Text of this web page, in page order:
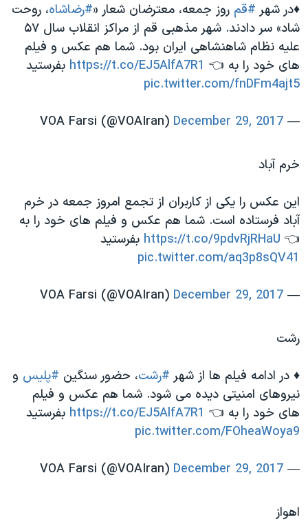
♦️در شهر #قم روز جمعه، معترضان شعار «#رضاشاه، روحت
شاد» سر دادند. شهر مذهبی قم از مراکز انقلاب سال ۵۷
علیه نظام شاهنشاهی ایران بود. شما هم عکس و فیلم
های خود را به 👈 https://t.co/EJ5AlfA7R1 بفرستید
pic.twitter.com/fnDFm4ajt5
— VOA Farsi (@VOAIran)
December 29, 2017
خرم آباد
این عکس را یکی از کاربران از تجمع امروز جمعه در خرم
آباد فرستاده است. شما هم عکس و فیلم های خود را به
👈
https://t.co/9pdvRjRHaU بفرستید
pic.twitter.com/aq3p8sQV41
— VOA Farsi (@VOAIran)
December 29, 2017
رشت
♦️ در ادامه فیلم ها از شهر #رشت، حضور سنگین #پلیس و
نیروهای امنیتی دیده می شود. شما هم عکس و فیلم
های خود را به 👈 https://t.co/EJ5AlfA7R1 بفرستید
pic.twitter.com/FOheaWoya9
— VOA Farsi (@VOAIran)
December 29, 2017
اهواز